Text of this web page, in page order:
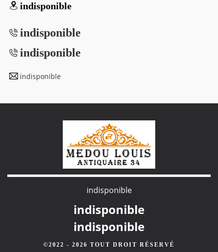
indisponible
indisponible
indisponible
indisponible
indisponible
indisponible
indisponible
©2022 - 2026 TOUT DROIT RÉSERVÉ